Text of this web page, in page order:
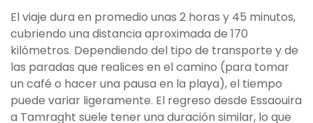
El viaje dura en promedio unas 2 horas y 45 minutos,
cubriendo una distancia aproximada de 170
kilómetros. Dependiendo del tipo de transporte y de
las paradas que realices en el camino (para tomar
un café o hacer una pausa en la playa), el tiempo
puede variar ligeramente. El regreso desde Essaouira
a Tamraght suele tener una duración similar, lo que